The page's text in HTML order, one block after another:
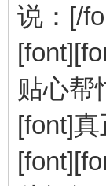
说：[/
贴心帮
[font]